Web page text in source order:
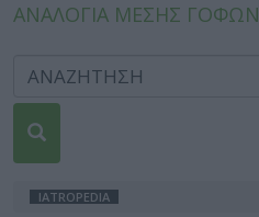
ΑΝΑΛΟΓΙΑ ΜΕΣΗΣ ΓΟΦΩΝ
IATROPEDIA